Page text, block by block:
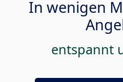
In wenigen
entspannt